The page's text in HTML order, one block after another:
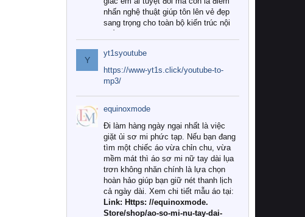
nhấn nghệ thuật giúp tôn lên vẻ đẹp
sang trọng cho toàn bộ kiến trúc nội
Tuy nhiên, giữa thị trường đa dạng
với vô vàn thương hiệu và mẫu mã
như hiện nay, làm thế nào để chọn
được những bộ chăn ga gối đệm cao
cấp thực sự chất lượng, phù hợp với
khí hậu và nhu cầu sử dụng của gia
đình? Hãy cùng chúng tôi đi tìm lời
giải đáp chi tiết qua bài viết dưới đây.
1. Tại sao các gia đình hiện đại lại ưa
chuộng chăn ga gối đệm cao cấp?
Khác với các dòng sản phẩm thông
thường, những bộ chăn ga gối đệm
cao cấp trải qua quy trình sản xuất
Y
yt1syoutube
https://www-yt1s.click/youtube-to-
mp3/
equinoxmode
Đi làm hàng ngày ngại nhất là việc
giặt ủi sơ mi phức tạp. Nếu bạn đang
tìm một chiếc áo vừa chỉn chu, vừa
mềm mát thì áo sơ mi nữ tay dài lụa
trơn không nhăn chính là lựa chọn
hoàn hảo giúp bạn giữ nét thanh lịch
cả ngày dài. Xem chi tiết mẫu áo tại:
Link: Https: //equinoxmode.
Store/shop/ao-so-mi-nu-tay-dai-